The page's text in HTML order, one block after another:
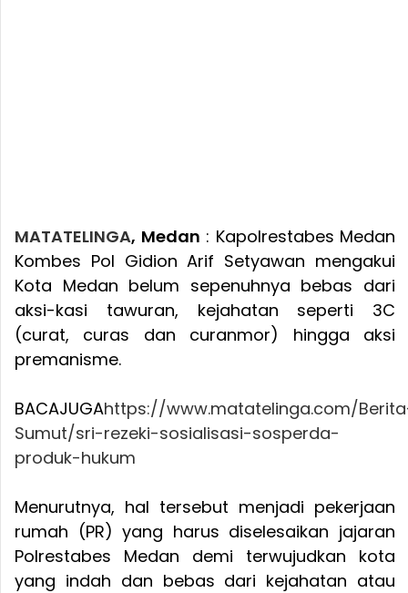
MATATELINGA, Medan : Kapolrestabes Medan
Kombes Pol Gidion Arif Setyawan mengakui
Kota Medan belum sepenuhnya bebas dari
aksi-kasi tawuran, kejahatan seperti 3C
(curat, curas dan curanmor) hingga aksi
premanisme.
BACAJUGAhttps://www.matatelinga.com/
Sumut/sri-rezeki-sosialisasi-sosperda-
produk-hukum
Menurutnya, hal tersebut menjadi pekerjaan
rumah (PR) yang harus diselesaikan jajaran
Polrestabes Medan demi terwujudkan kota
yang indah dan bebas dari kejahatan atau